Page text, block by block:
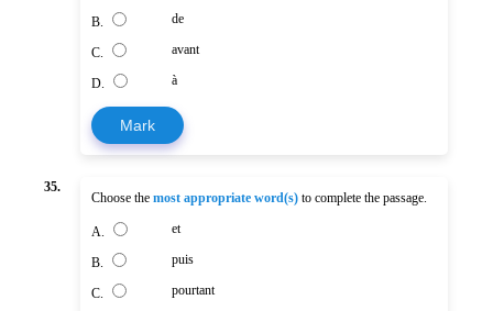
B. de
C. avant
D. à
Mark
35.
Choose the most appropriate word(s) to complete the passage.
A. et
B. puis
C. pourtant